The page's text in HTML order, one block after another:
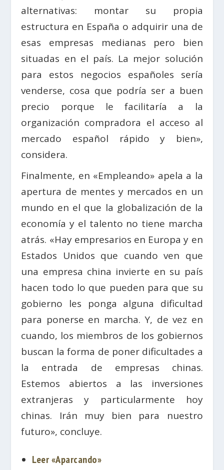
alterna­tivas: montar su propia
estructura en España o adquirir una de
esas empresas medianas pero bien
situadas en el país. La mejor solución
para estos ­negocios españoles sería
venderse, ­cosa que podría ser a buen
precio porque le facilitaría a la
organización compradora el acceso al
mercado español rápido y bien»,
considera.
Finalmente, en «Empleando» apela a la
apertura de mentes y mercados en un
mundo en el que la globalización de la
economía y el talento no tiene marcha
atrás. «Hay empresarios en Europa y en
Estados Unidos que cuando ven que
una empresa china invierte en su país
hacen todo lo que pueden para que su
gobierno les ponga alguna dificultad
para ponerse en marcha. Y, de vez en
cuando, los miembros de los gobiernos
buscan la forma de poner dificultades a
la entrada de empresas chinas.
Estemos abiertos a las inversiones
extranjeras y particularmente hoy
chinas. Irán muy bien para nuestro
futuro», concluye.
Leer «Aparcando»